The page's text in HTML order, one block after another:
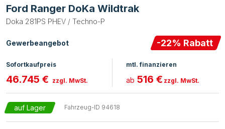
Ford Ranger DoKa Wildtrak
Doka 281PS PHEV / Techno-P
Gewerbeangebot -22% Rabatt
Sofortkaufpreis
46.745 € zzgl. MwSt.
mtl. finanzieren
ab 516 € zzgl. MwSt.
auf Lager Fahrzeug-ID 94618